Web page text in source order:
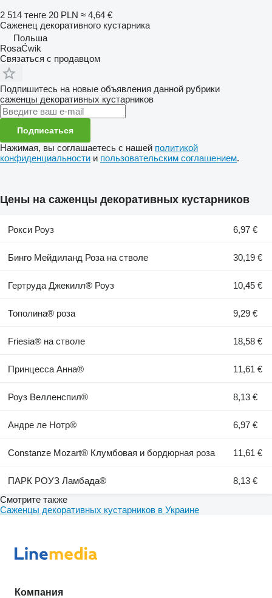
2 514 тенге 20 PLN ≈ 4,64 €
Саженец декоративного кустарника
Польша
RosaĆwik
Связаться с продавцом
Подпишитесь на новые объявления данной рубрики
саженцы декоративных кустарников
Подписаться
Нажимая, вы соглашаетесь с нашей политикой
конфиденциальности и пользовательским соглашением.
Цены на саженцы декоративных кустарников
Рокси Роуз 6,97 €
Бинго Мейдиланд Роза на стволе 30,19 €
Гертруда Джекилл® Роуз 10,45 €
Тополина® роза 9,29 €
Friesia® на стволе 18,58 €
Принцесса Анна® 11,61 €
Роуз Велленспил® 8,13 €
Андре ле Нотр® 6,97 €
Constanze Mozart® Клумбовая и бордюрная роза 11,61 €
ПАРК РОУЗ Ламбада®
8,13 €
Смотрите также
Саженцы декоративных кустарников в Украине
Компания